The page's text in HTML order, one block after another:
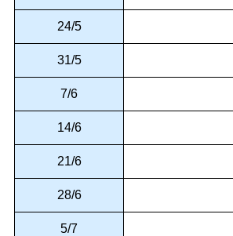
24/5
31/5
7/6
14/6
21/6
28/6
5/7